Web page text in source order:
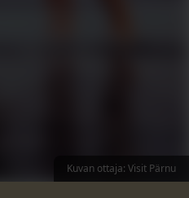
Kuvan ottaja: Visit Pärnu